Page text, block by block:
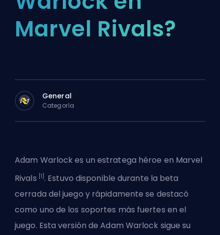
Marvel Rivals?
General
Categoría
Adam Warlock es un estratega héroe en Marvel
Rivals [1] . Estuvo disponible durante la beta
cerrada del juego y rápidamente se destacó
como uno de los soportes más fuertes en el
juego. Esta versión de Adam Warlock sigue su